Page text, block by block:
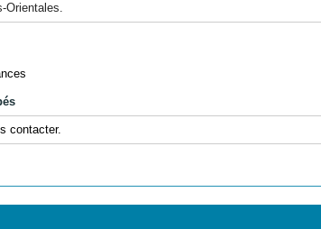
contacter.